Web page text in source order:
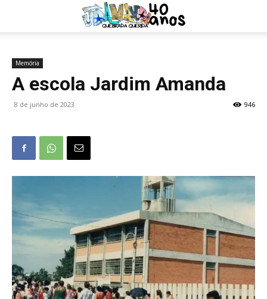
Memória
A escola Jardim Amanda
8 de junho de 2023 946